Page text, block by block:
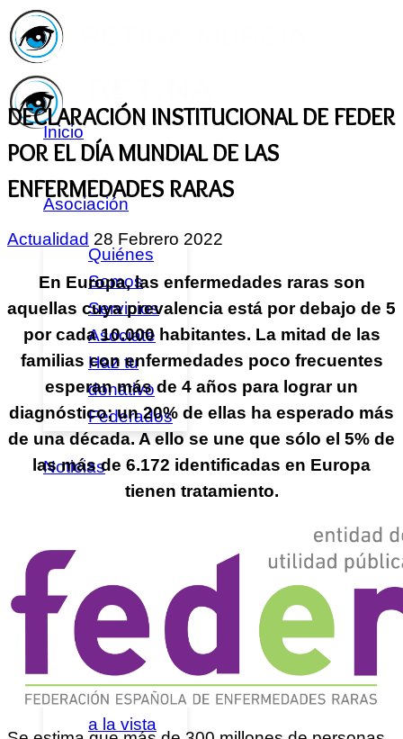
Inicio
Asociación
Quiénes
Somos
Servicios
Asóciate
Haz tu
donativo
Federados
Noticias
Canal
Retina
Guías y
Libros
Emociones
a la vista
DECLARACIÓN INSTITUCIONAL DE FEDER
POR EL DÍA MUNDIAL DE LAS
ENFERMEDADES RARAS
Actualidad 28 Febrero 2022
En Europa, las enfermedades raras son
aquellas cuya prevalencia está por debajo de 5
por cada 10.000 habitantes. La mitad de las
familias con enfermedades poco frecuentes
esperan más de 4 años para lograr un
diagnóstico; un 20% de ellas ha esperado más
de una década. A ello se une que sólo el 5% de
las más de 6.172 identificadas en Europa
tienen tratamiento.